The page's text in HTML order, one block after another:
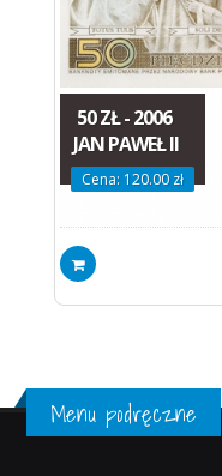
50 ZŁ - 2006
JAN PAWEŁ II
Cena: 120.00 zł
Menu podręczne